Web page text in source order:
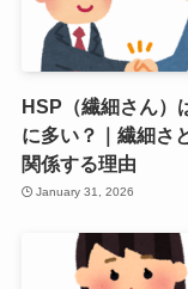
HSP（繊細さん）
に多い？｜繊細さ
関係する理由
January 31, 2026